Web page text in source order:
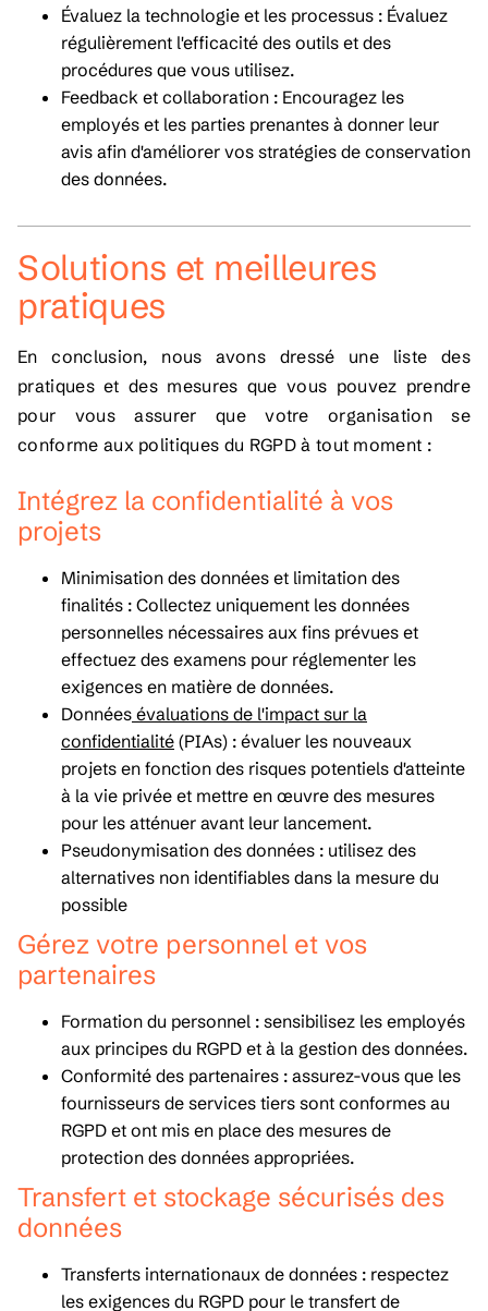
Évaluez la technologie et les processus : Évaluez
régulièrement l'efficacité des outils et des
procédures que vous utilisez.
Feedback et collaboration : Encouragez les
employés et les parties prenantes à donner leur
avis afin d'améliorer vos stratégies de conservation
des données.
Solutions et meilleures
pratiques
En conclusion, nous avons dressé une liste des
pratiques et des mesures que vous pouvez prendre
pour vous assurer que votre organisation se
conforme aux politiques du RGPD à tout moment :
Intégrez la confidentialité à vos
projets
Minimisation des données et limitation des
finalités : Collectez uniquement les données
personnelles nécessaires aux fins prévues et
effectuez des examens pour réglementer les
exigences en matière de données.
Données évaluations de l'impact sur la
confidentialité (PIAs) : évaluer les nouveaux
projets en fonction des risques potentiels d'atteinte
à la vie privée et mettre en œuvre des mesures
pour les atténuer avant leur lancement.
Pseudonymisation des données : utilisez des
alternatives non identifiables dans la mesure du
possible
Gérez votre personnel et vos
partenaires
Formation du personnel : sensibilisez les employés
aux principes du RGPD et à la gestion des données.
Conformité des partenaires : assurez-vous que les
fournisseurs de services tiers sont conformes au
RGPD et ont mis en place des mesures de
protection des données appropriées.
Transfert et stockage sécurisés des
données
Transferts internationaux de données : respectez
les exigences du RGPD pour le transfert de